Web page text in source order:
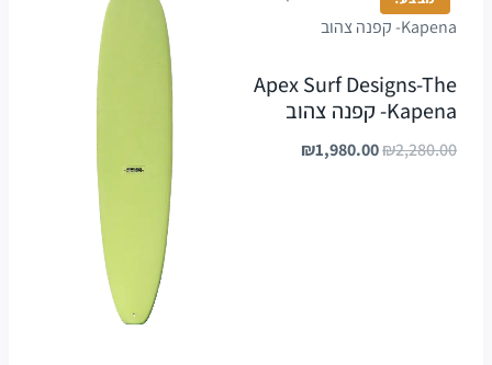
Apex Surf Designs-The
Kapena- קפנה צהוב
₪2,280.00
₪1,980.00